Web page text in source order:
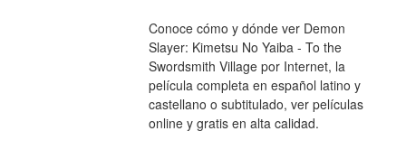
Conoce cómo y dónde ver Demon
Slayer: Kimetsu No Yaiba - To the
Swordsmith Village por Internet, la
película completa en español latino y
castellano o subtitulado, ver películas
online y gratis en alta calidad.